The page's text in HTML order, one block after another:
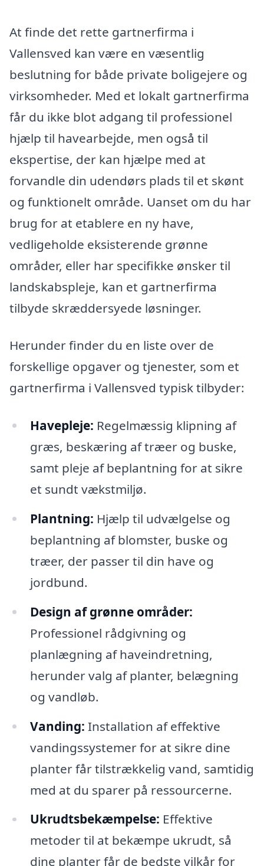
At finde det rette gartnerfirma i
Vallensved kan være en væsentlig
beslutning for både private boligejere og
virksomheder. Med et lokalt gartnerfirma
får du ikke blot adgang til professionel
hjælp til havearbejde, men også til
ekspertise, der kan hjælpe med at
forvandle din udendørs plads til et skønt
og funktionelt område. Uanset om du har
brug for at etablere en ny have,
vedligeholde eksisterende grønne
områder, eller har specifikke ønsker til
landskabspleje, kan et gartnerfirma
tilbyde skræddersyede løsninger.
Herunder finder du en liste over de
forskellige opgaver og tjenester, som et
gartnerfirma i Vallensved typisk tilbyder:
Havepleje: Regelmæssig klipning af
græs, beskæring af træer og buske,
samt pleje af beplantning for at sikre
et sundt vækstmiljø.
Plantning: Hjælp til udvælgelse og
beplantning af blomster, buske og
træer, der passer til din have og
jordbund.
Design af grønne områder:
Professionel rådgivning og
planlægning af haveindretning,
herunder valg af planter, belægning
og vandløb.
Vanding: Installation af effektive
vandingssystemer for at sikre dine
planter får tilstrækkelig vand, samtidig
med at du sparer på ressourcerne.
Ukrudtsbekæmpelse: Effektive
metoder til at bekæmpe ukrudt, så
dine planter får de bedste vilkår for